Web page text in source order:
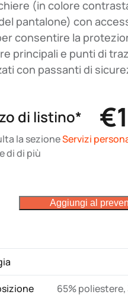
(in colore
pantalone) con
consentire la
principali e punti di
con passanti di
di listino* €
la sezioneServizi
di di più
Aggiungi al
65%